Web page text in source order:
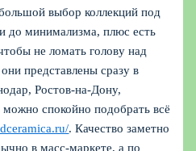
выбор коллекций под
до минимализма, плюс есть
не ломать голову над
представлены сразу в
Ростов-на-Дону,
спокойно подобрать всё
. Качество заметно
в масс-маркете, а по